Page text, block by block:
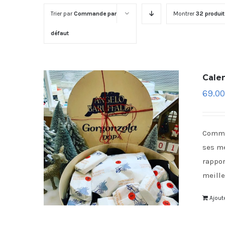
Trier parCommande par
défaut
Montrer32
69.00
ses